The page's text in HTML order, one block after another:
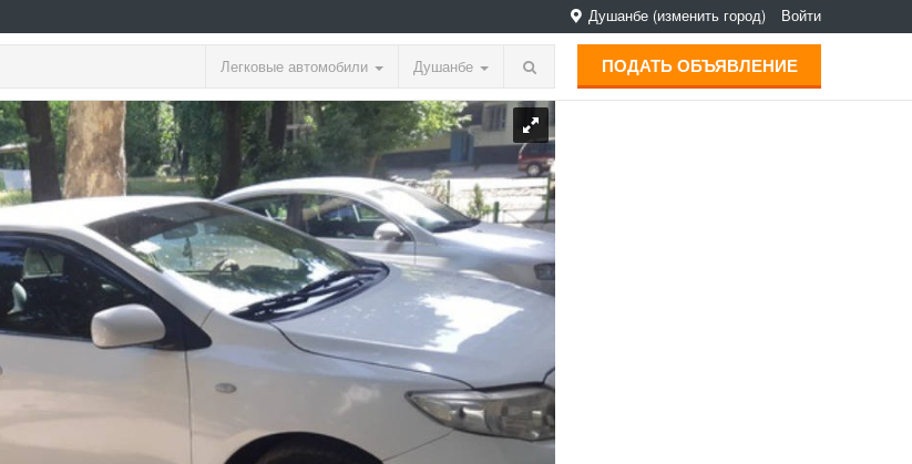
Душанбе (изменить город) Войти
Легковые автомобили Душанбе ПОДАТЬ ОБЪЯВЛЕНИЕ